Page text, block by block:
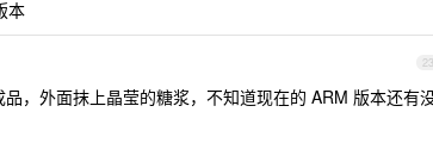
本
23
，外面抹上晶莹的糖浆，不知道现在的 ARM 版本还有